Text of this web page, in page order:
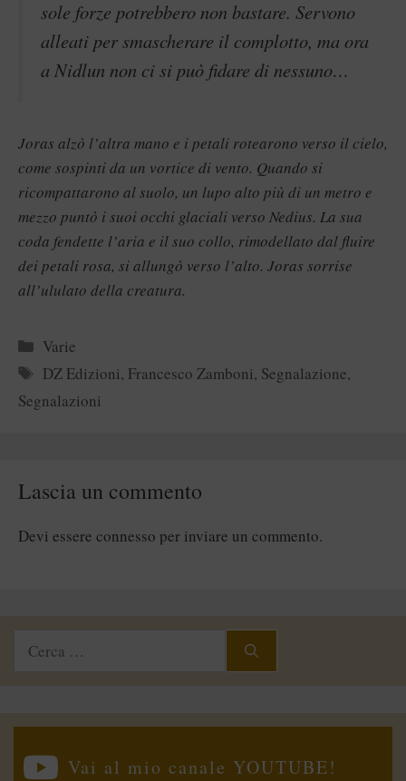
sole forze potrebbero non bastare. Servono
alleati per smascherare il complotto, ma ora
a Nidlun non ci si può fidare di nessuno…
Joras alzò l’altra mano e i petali rotearono verso il cielo,
come sospinti da un vortice di vento. Quando si
ricompattarono al suolo, un lupo alto più di un metro e
mezzo puntò i suoi occhi glaciali verso Nedius. La sua
coda fendette l’aria e il suo collo, rimodellato dal fluire
dei petali rosa, si allungò verso l’alto. Joras sorrise
all’ululato della creatura.
Categorie
Varie
Tag
DZ Edizioni, Francesco Zamboni, Segnalazione,
Segnalazioni
Lascia un commento
Devi essere connesso per inviare un commento.
Ricerca
Vai al mio canale YOUTUBE!